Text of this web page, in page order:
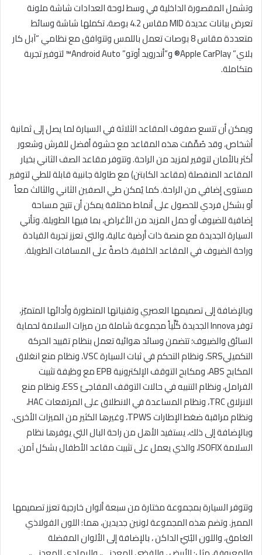
وتشمل المقصورة الداخلية في وسط لوحة العدادات شاشة ملونة
تعرض بيانات عديدة MID مقاس 4.2 بوصة، تكملها شاشة وسائط
متعددة مقاس 8 بوصات تعمل باللمس وتتوافق مع نظامي “آبل كار
بلاي” Apple CarPlay®️ و”أندرويد أوتو” Android Auto™️ لتوفير تجربة
متكاملة.
ويمكن أن تتسع صفوف المقاعد الثلاثة في السيارة لما يصل إلى ثمانية
أشخاص، وقد صُمِّمَت هذه المقاعد مع حشوة أفضل للفرش وشعور
أكثر بالأمان لتوفير لمزيد من الراحة. وتتوفر مقاعد الصف الثاني بخيار
المقاعد المنفصلة (مقاعد الكابتن) مع طاولة جانبية قابلة للطي لتوفير
مستوى إضافي من الراحة. كما يُمكن طي الصفين الثاني والثالث معاً
أو بشكل فردي للحصول على أنماط مختلفة يمكن أن تتيح مساحة
إضافية للضيوف أو حمل المزيد من الأغراض، بما فيها الطويلة. وتأتي
السيارة الجديدة مع منصة ذات أرضية عالية، والتي تعزز تجربة القيادة
وراحة الضيوف في المقاعد الخلفية، خاصةً على المسافات الطويلة.
وبالإضافة إلى تصميمها العصري وتقنياتها المتطورة وأدائها المتميّز،
توفر Innova الجديدة كُلِّياً مجموعة شاملة من ميزات السلامة لحماية
السائق والضيوف؛ تتضمن وسائد هوائية تعمل بنظام تقييد الحركة
التكميليSRS، ونظام التحكم في ثبات السيارة VSC، ونظام منع انغلاق
المكابح ABS، ومكابح التوقف الإلكترونية EPB مع وظيفة تثبيت
الفرامل، ونظام التنبيه في حالات التوقف المفاجئ ESS، ونظام منع
الانزلاق TRC، ونظام المساعدة في الانطلاق على المرتفعات HAC،
ونظام مراقبة ضغط الإطارات TPWS، وغيرها الكثير من الميزات الأخرى.
وبالإضافة إلى ذلك، يستفيد الأهل من راحة البال التي يوفرها نظام
السلامة ISOFIX، والذي يعمل على تثبيت مقاعد الأطفال بشكل آمن.
وتتوفر السيارة بمجموعة مختارة من سبعة ألوان خارجية تعزز تصميمها
المميز. وتضم هذه المجموعة لونين جديدين، هما: اللون الفولاذي
الغامق، واللون البُنيّ الداكن ، بالإضافة إلى الألوان المفضلة